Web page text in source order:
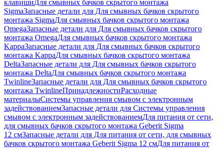
клавишиДля смывных бачков скрытого монтажа
SigmaЗапасные детали для Для смывных бачков скрытого
монтажа SigmaДля смывных бачков скрытого монтажа
OmegaЗапасные детали для Для смывных бачков скрытого
монтажа OmegaДля смывных бачков скрытого монтажа
KappaЗапасные детали для Для смывных бачков скрытого
монтажа KappaДля смывных бачков скрытого монтажа
DeltaЗапасные детали для Для смывных бачков скрытого
монтажа DeltaДля смывных бачков скрытого монтажа
TwinlineЗапасные детали для Для смывных бачков скрытого
монтажа TwinlineПринадлежностиРасходные
материалыСистемы управления смывом с электронным
задействованиемЗапасные детали для Системы управления
смывом с электронным задействованиемДля питания от сети,
для смывных бачков скрытого монтажа Geberit Sigma
12 смЗапасные детали для Для питания от сети, для смывных
бачков скрытого монтажа Geberit Sigma 12 смДля питания от